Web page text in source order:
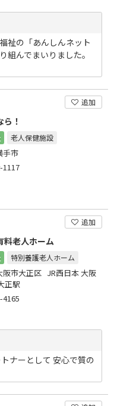
祉の「あんしんネット
組んでまいりました。
追加
ら！
老人保健施設
手市
1117
追加
料老人ホーム
特別養護老人ホーム
阪市大正区 JR西日本 大阪
正駅
4165
ナーとして 安心で質の